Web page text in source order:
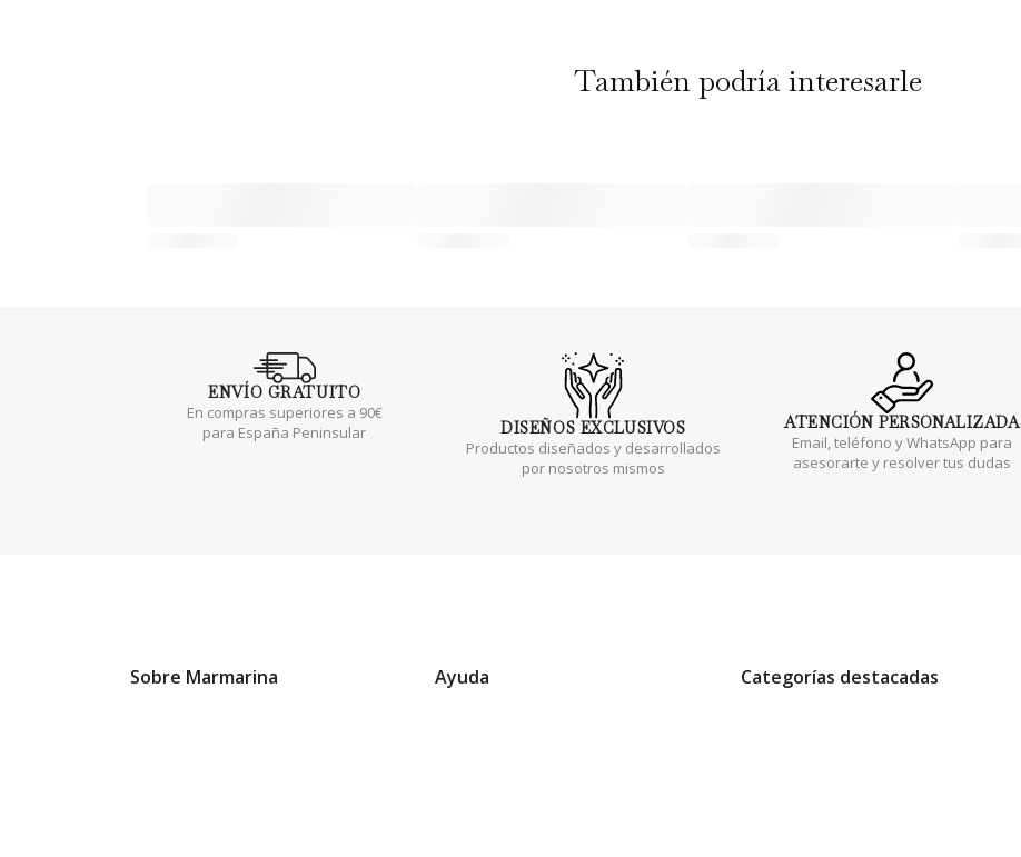
También podría interesarle
ENVÍO GRATUITO
En compras superiores a 90€
para España Peninsular
DISEÑOS EXCLUSIVOS
Productos diseñados y desarrollados
por nosotros mismos
ATENCIÓNPERSONALIZADA
Email, teléfono y WhatsApp para
asesorarte y resolver tus dudas
Sobre Marmarina Ayuda Categorías destacadas